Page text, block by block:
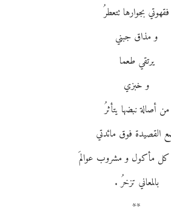
فقهوتي بجوارها تتعطرُ
و مذاق جبني
يرتقي طعما
و خبزي
من أصالة نبضها يتأثرُ
القصيدة فوق مائدتي
مأكول و مشروب عوالمَ
بالمعاني تزخرُ .